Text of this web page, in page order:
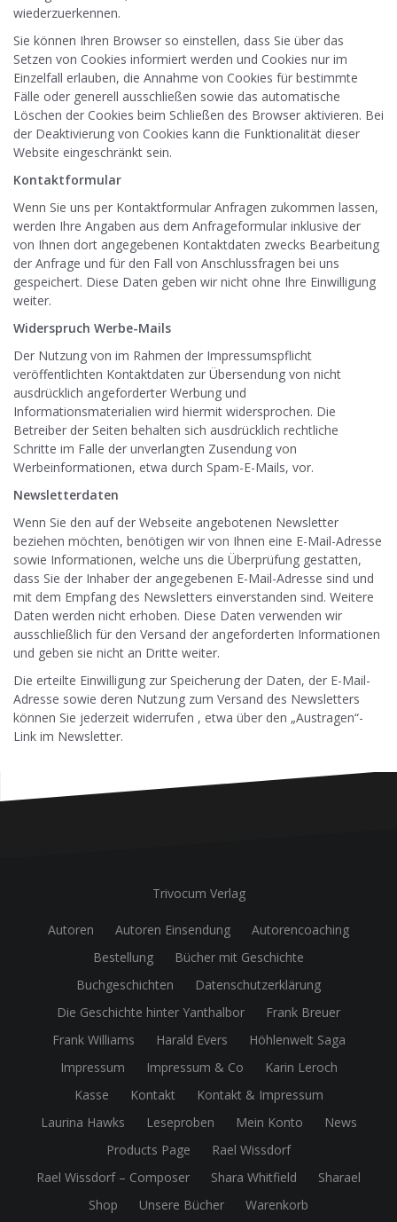
wiederzuerkennen.
Sie können Ihren Browser so einstellen, dass Sie über das
Setzen von Cookies informiert werden und Cookies nur im
Einzelfall erlauben, die Annahme von Cookies für bestimmte
Fälle oder generell ausschließen sowie das automatische
Löschen der Cookies beim Schließen des Browser aktivieren. Bei
der Deaktivierung von Cookies kann die Funktionalität dieser
Website eingeschränkt sein.
Kontaktformular
Wenn Sie uns per Kontaktformular Anfragen zukommen lassen,
werden Ihre Angaben aus dem Anfrageformular inklusive der
von Ihnen dort angegebenen Kontaktdaten zwecks Bearbeitung
der Anfrage und für den Fall von Anschlussfragen bei uns
gespeichert. Diese Daten geben wir nicht ohne Ihre Einwilligung
weiter.
Widerspruch Werbe-Mails
Der Nutzung von im Rahmen der Impressumspflicht
veröffentlichten Kontaktdaten zur Übersendung von nicht
ausdrücklich angeforderter Werbung und
Informationsmaterialien wird hiermit widersprochen. Die
Betreiber der Seiten behalten sich ausdrücklich rechtliche
Schritte im Falle der unverlangten Zusendung von
Werbeinformationen, etwa durch Spam-E-Mails, vor.
Newsletterdaten
Wenn Sie den auf der Webseite angebotenen Newsletter
beziehen möchten, benötigen wir von Ihnen eine E-Mail-Adresse
sowie Informationen, welche uns die Überprüfung gestatten,
dass Sie der Inhaber der angegebenen E-Mail-Adresse sind und
mit dem Empfang des Newsletters einverstanden sind. Weitere
Daten werden nicht erhoben. Diese Daten verwenden wir
ausschließlich für den Versand der angeforderten Informationen
und geben sie nicht an Dritte weiter.
Die erteilte Einwilligung zur Speicherung der Daten, der E-Mail-
Adresse sowie deren Nutzung zum Versand des Newsletters
können Sie jederzeit widerrufen , etwa über den „Austragen“-
Link im Newsletter.
Trivocum Verlag
Autoren Autoren Einsendung
Autorencoaching
Bestellung
Bücher mit Geschichte
Buchgeschichten
Datenschutzerklärung
Die Geschichte hinter Yanthalbor
Frank Breuer
Frank Williams
Harald Evers
Höhlenwelt Saga
Impressum
Impressum & Co
Karin Leroch
Kasse
Kontakt
Kontakt & Impressum
Laurina Hawks
Leseproben Mein Konto
News
Products Page
Rael Wissdorf
Rael Wissdorf – Composer
Shara Whitfield
Sharael
Shop
Unsere Bücher
Warenkorb